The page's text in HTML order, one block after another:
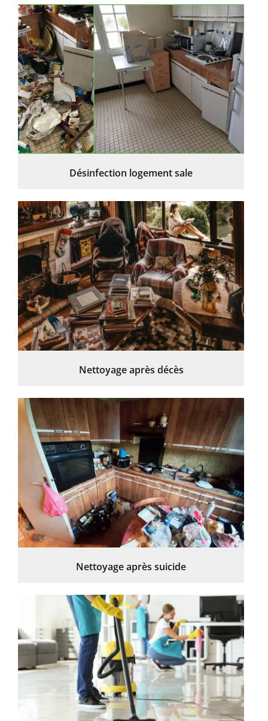
Désinfection logement sale
Nettoyage après décès
Nettoyage après suicide